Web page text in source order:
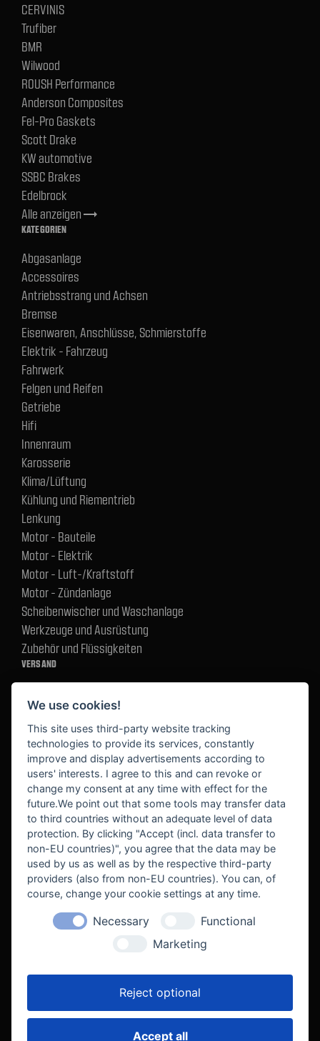
CERVINIS
Trufiber
BMR
Wilwood
ROUSH Performance
Anderson Composites
Fel-Pro Gaskets
Scott Drake
KW automotive
SSBC Brakes
Edelbrock
Alle anzeigentrending_flat
KATEGORIEN
Abgasanlage
Accessoires
Antriebsstrang und Achsen
Bremse
Eisenwaren, Anschlüsse, Schmierstoffe
Elektrik - Fahrzeug
Fahrwerk
Felgen und Reifen
Getriebe
Hifi
Innenraum
Karosserie
Klima/Lüftung
Kühlung und Riementrieb
Lenkung
Motor - Bauteile
Motor - Elektrik
Motor - Luft-/Kraftstoff
Motor - Zündanlage
Scheibenwischer und Waschanlage
Werkzeuge und Ausrüstung
Zubehör und Flüssigkeiten
VERSAND
BEKANNT AUS
We use cookies!
This site uses third-party website tracking
technologies to provide its services, constantly
improve and display advertisements according to
users' interests. I agree to this and can revoke or
change my consent at any time with effect for the
future.We point out that some tools may transfer data
to third countries without an adequate level of data
protection. By clicking "Accept (incl. data transfer to
non-EU countries)", you agree that the data may be
used by us as well as by the respective third-party
providers (also from non-EU countries). You can, of
course, change your cookie settings at any time.
Necessary
Functional
Marketing
Reject optional
Accept all